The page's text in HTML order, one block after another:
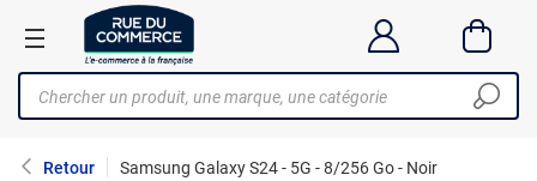
Retour Samsung Galaxy S24 - 5G - 8/256 Go - Noir